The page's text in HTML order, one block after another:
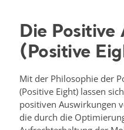
Die Positive
(Positive
Mit der Philosophie der
(Positive Eight) lassen
positiven Auswirkungen
die durch die